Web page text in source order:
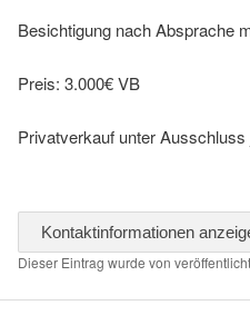
Besichtigung nach Absprache
Preis: 3.000€ VB
Privatverkauf unter
Kontaktinformationen
Dieser Eintrag wurde von